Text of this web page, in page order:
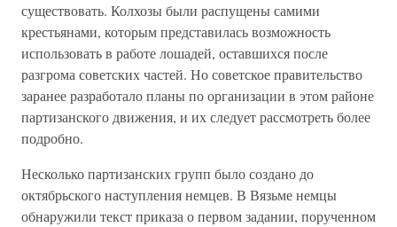
существовать. Колхозы были распущены самими
крестьянами, которым представилась возможность
использовать в работе лошадей, оставшихся после
разгрома советских частей. Но советское правительство
заранее разработало планы по организации в этом районе
партизанского движения, и их следует рассмотреть более
подробно.
Несколько партизанских групп было создано до
октябрьского наступления немцев. В Вязьме немцы
обнаружили текст приказа о первом задании, порученном